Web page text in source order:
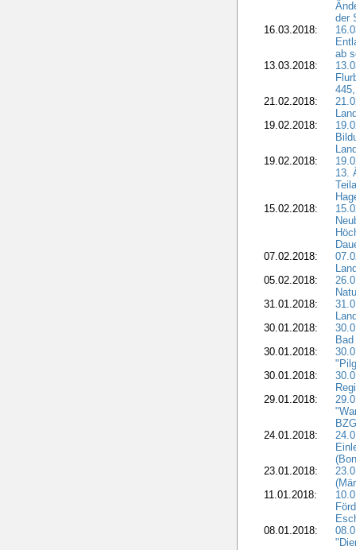
der
16.03.2018:
ab
13.03.2018:
21.02.2018:
19.02.2018:
19.02.2018:
13.
15.02.2018:
07.02.2018:
05.02.2018:
31.01.2018:
30.01.2018:
30.01.2018:
30.01.2018:
29.01.2018:
24.01.2018:
23.01.2018:
11.01.2018:
08.01.2018: